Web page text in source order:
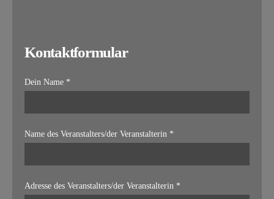
Kontaktformular
Dein Name *
Name des Veranstalters/der Veranstalterin *
Adresse des Veranstalters/der Veranstalterin *